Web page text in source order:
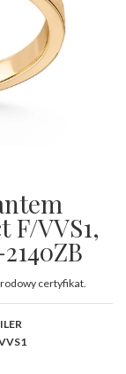
VVS1,
certyfikat.